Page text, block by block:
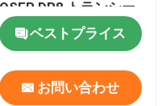
OSFP DR8 トランシー
バー
ベストプライス
お問い合わせ